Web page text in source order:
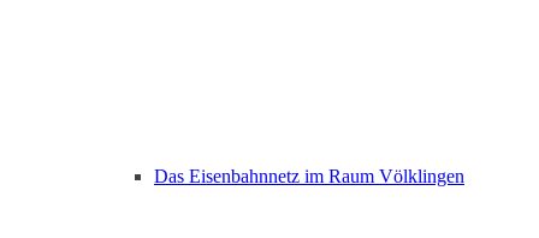
Das Eisenbahnnetz im Raum Völklingen